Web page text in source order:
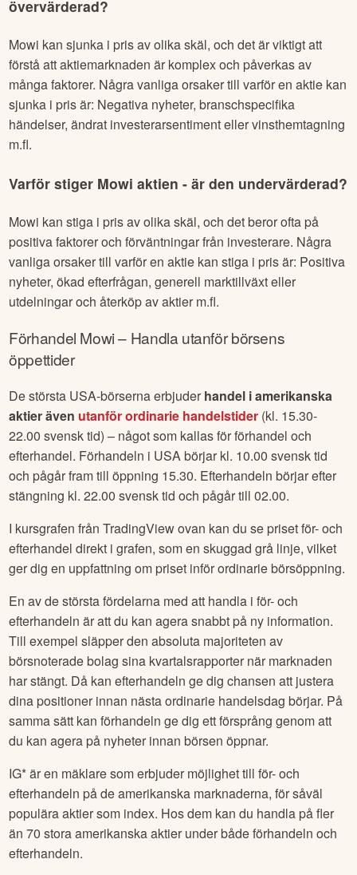
övervärderad?
Mowi kan sjunka i pris av olika skäl, och det är viktigt att
förstå att aktiemarknaden är komplex och påverkas av
många faktorer. Några vanliga orsaker till varför en aktie kan
sjunka i pris är: Negativa nyheter, branschspecifika
händelser, ändrat investerarsentiment eller vinsthemtagning
m.fl.
Varför stiger Mowi aktien - är den undervärderad?
Mowi kan stiga i pris av olika skäl, och det beror ofta på
positiva faktorer och förväntningar från investerare. Några
vanliga orsaker till varför en aktie kan stiga i pris är: Positiva
nyheter, ökad efterfrågan, generell marktillväxt eller
utdelningar och återköp av aktier m.fl.
Förhandel Mowi– Handla utanför börsens
öppettider
De största USA-börserna erbjuder handel i amerikanska
aktier även utanför ordinarie handelstider (kl. 15.30-
22.00 svensk tid) – något som kallas för förhandel och
efterhandel. Förhandeln i USA börjar kl. 10.00 svensk tid
och pågår fram till öppning 15.30. Efterhandeln börjar efter
stängning kl. 22.00 svensk tid och pågår till 02.00.
I kursgrafen från TradingView ovan kan du se priset för- och
efterhandel direkt i grafen, som en skuggad grå linje, vilket
ger dig en uppfattning om priset inför ordinarie börsöppning.
En av de största fördelarna med att handla i för- och
efterhandeln är att du kan agera snabbt på ny information.
Till exempel släpper den absoluta majoriteten av
börsnoterade bolag sina kvartalsrapporter när marknaden
har stängt. Då kan efterhandeln ge dig chansen att justera
dina positioner innan nästa ordinarie handelsdag börjar. På
samma sätt kan förhandeln ge dig ett försprång genom att
du kan agera på nyheter innan börsen öppnar.
IG* är en mäklare som erbjuder möjlighet till för- och
efterhandeln på de amerikanska marknaderna, för såväl
populära aktier som index. Hos dem kan du handla på fler
än 70 stora amerikanska aktier under både förhandeln och
efterhandeln.